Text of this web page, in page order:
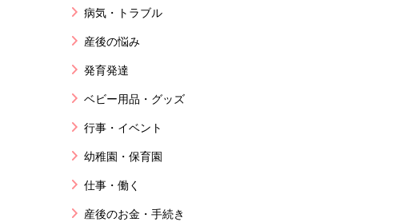
病気・トラブル
産後の悩み
発育発達
ベビー用品・グッズ
行事・イベント
幼稚園・保育園
仕事・働く
産後のお金・手続き